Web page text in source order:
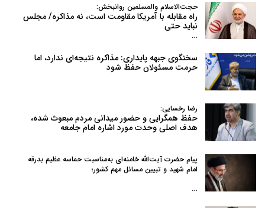
حجت‌الاسلام والمسلمین روانبخش:
راه مقابله با آمریکا مقاومت است، نه مذاکره/ مجلس
نباید حتی
…
سخنگوی جبهه پایداری: مذاکره نتیجه‌ای ندارد، اما
حرمت مسئولان حفظ شود
رضا رخسایی:
حفظ همگرایی و حضور میدانی مردم مبعوث شده،
هدف اصلی وحدت مورد اشاره امام جامعه
پیام حضرت آیت‌الله خامنه‌ای به‌مناسبت حماسه عظیم بدرقه
امام شهید و تبیین مسائل مهم کشور؛
…